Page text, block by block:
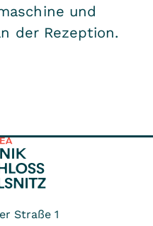
und
der Rezeption.
Straße 1